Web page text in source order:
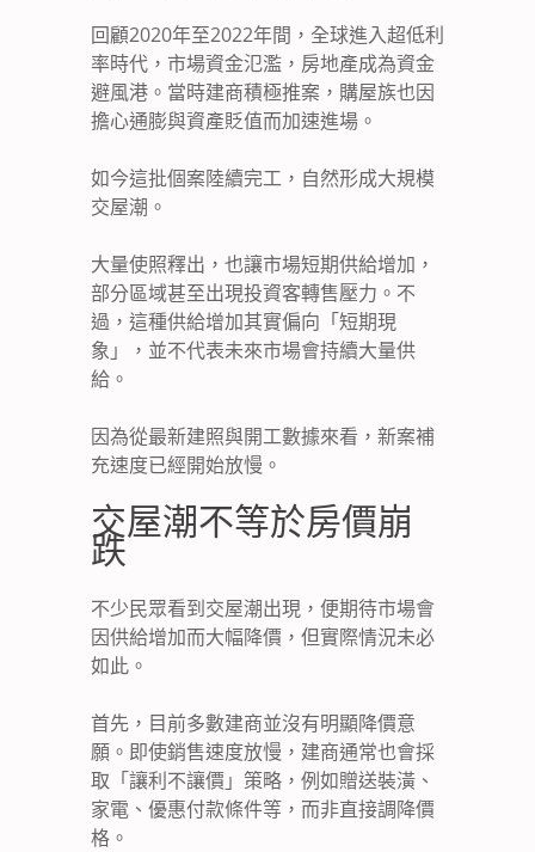
回顧2020年至2022年間，全球進入超低利
率時代，市場資金氾濫，房地產成為資金
避風港。當時建商積極推案，購屋族也因
擔心通膨與資產貶值而加速進場。
如今這批個案陸續完工，自然形成大規模
交屋潮。
大量使照釋出，也讓市場短期供給增加，
部分區域甚至出現投資客轉售壓力。不
過，這種供給增加其實偏向「短期現
象」，並不代表未來市場會持續大量供
給。
因為從最新建照與開工數據來看，新案補
充速度已經開始放慢。
交屋潮不等於房價崩
跌
不少民眾看到交屋潮出現，便期待市場會
因供給增加而大幅降價，但實際情況未必
如此。
首先，目前多數建商並沒有明顯降價意
願。即使銷售速度放慢，建商通常也會採
取「讓利不讓價」策略，例如贈送裝潢、
家電、優惠付款條件等，而非直接調降價
格。